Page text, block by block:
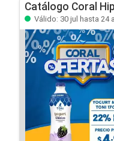
Catálogo Coral
Válido: 30 jul hasta 24